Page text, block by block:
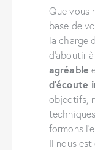
Que vous
base de
la charge
d’aboutir
agréable
d’écoute
objectifs,
formons
Il nous